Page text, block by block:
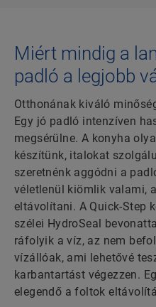
Miért mindig a
padló a legjobb
Otthonának kiváló
Egy jó padló intenzíven
megsérülne. A konyha
készítünk, italokat
szeretnénk aggódni a
véletlenül kiömlik valami,
eltávolítani. A Quick-Step
szélei HydroSeal
ráfolyik a víz, az nem
vízállóak, ami lehetővé
karbantartást végezzen.
elegendő a foltok